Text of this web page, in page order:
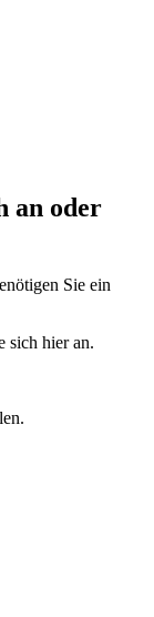
an oder
Sie ein
sich hier an.